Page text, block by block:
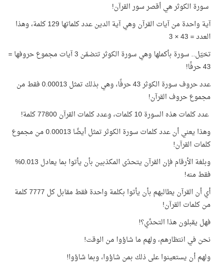
سورة الكوثر هي أقصر سور القرآن!
آية واحدة من آيات القرآن وهي آية الدين عدد كلماتها 129 كلمة، وهذا
العدد = 43 × 3
تخيّل.. سورة بأكملها وهي سورة الكوثر تتضمّن 3 آيات مجموع حروفها =
43 حرفًا!
عدد حروف سورة الكوثر 43 حرفًا، وهي بذلك تمثل 0.00013 فقط من
مجموع حروف القرآن!
عدد كلمات هذه السورة 10 كلمات، وعدد كلمات القرآن 77800 كلمة!
وهذا يعني أن عدد كلمات سورة الكوثر تمثل أيضًا 0.00013 من مجموع
كلمات القرآن!
وبلغة الأرقام فإن القرآن يتحدّى المكذبين بأن يأتوا بما يعادل 0.013%
فقط منه!
أي أن القرآن يطالبهم بأن يأتوا بكلمة واحدة فقط مقابل كل 7777 كلمة
من كلمات القرآن!
فهل يقبلون هذا التحدِّي؟!
نحن في انتظارهم، ولهم ما شاؤوا من الوقت!
ولهم أن يستعينوا على ذلك بمن شاؤوا، وبما شاؤوا!